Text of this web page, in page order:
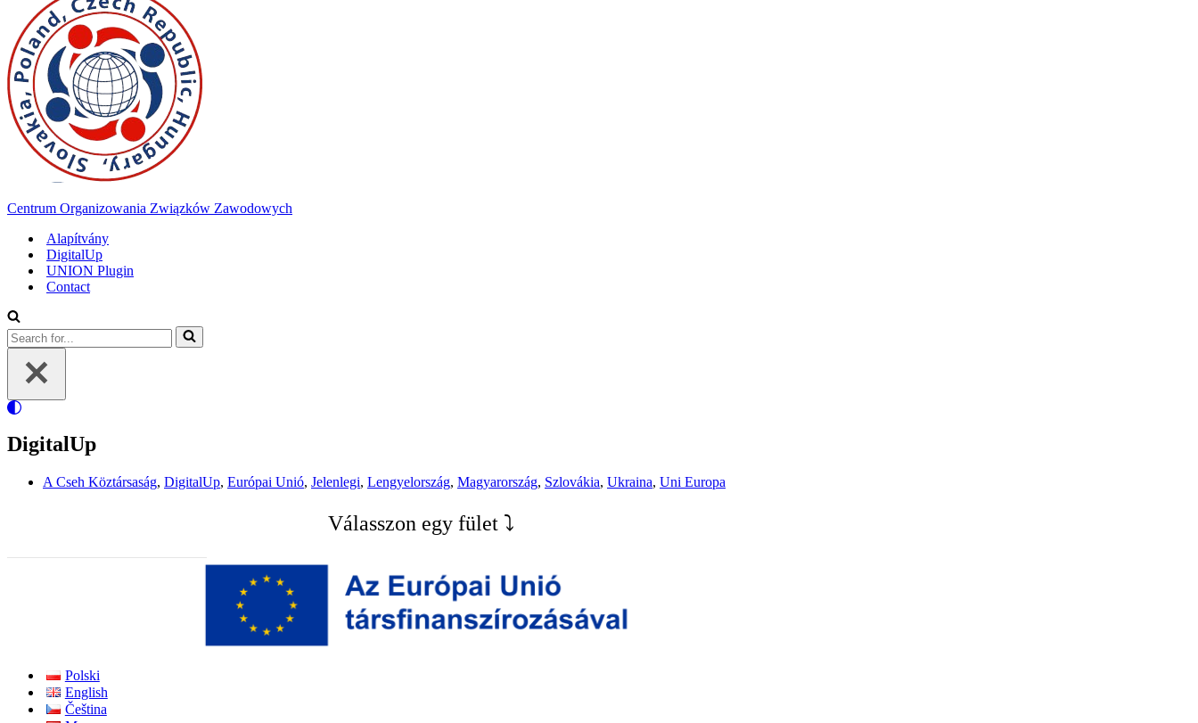
Centrum Organizowania Związków Zawodowych
Alapítvány
DigitalUp
UNION Plugin
Contact
Search
for...
DigitalUp
A Cseh Köztársaság, DigitalUp, Európai Unió, Jelenlegi, Lengyelország, Magyarország, Szlovákia, Ukraina, Uni Europa
Válasszon egy fület ⤵
Polski
English
Čeština